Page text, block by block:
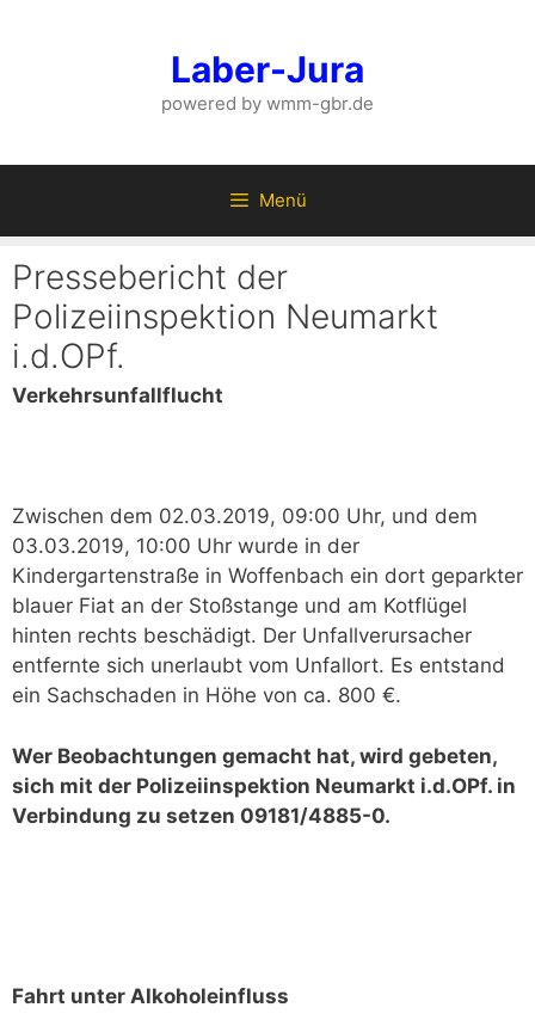
Laber-Jura
powered by wmm-gbr.de
Menü
Pressebericht der
Polizeiinspektion Neumarkt
i.d.OPf.
Verkehrsunfallflucht
Zwischen dem 02.03.2019, 09:00 Uhr, und dem
03.03.2019, 10:00 Uhr wurde in der
Kindergartenstraße in Woffenbach ein dort geparkter
blauer Fiat an der Stoßstange und am Kotflügel
hinten rechts beschädigt. Der Unfallverursacher
entfernte sich unerlaubt vom Unfallort. Es entstand
ein Sachschaden in Höhe von ca. 800 €.
Wer Beobachtungen gemacht hat, wird gebeten,
sich mit der Polizeiinspektion Neumarkt i.d.OPf. in
Verbindung zu setzen 09181/4885-0.
Fahrt unter Alkoholeinfluss